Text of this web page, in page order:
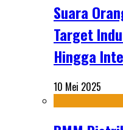
Suara
Target
Hingga
10 Mei 2025